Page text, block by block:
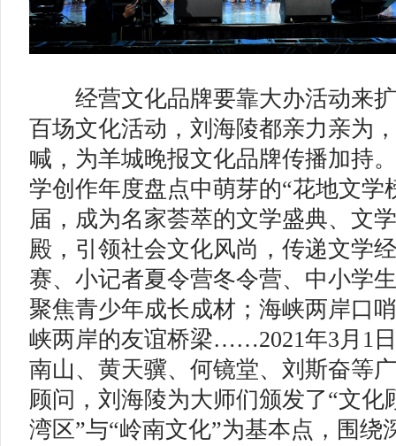
经营文化品牌要靠大办活动来扩
百场文化活动，刘海陵都亲力亲为
喊，为羊城晚报文化品牌传播加持
学创作年度盘点中萌芽的“花地文学
届，成为名家荟萃的文学盛典、文
殿，引领社会文化风尚，传递文学
赛、小记者夏令营冬令营、中小学
聚焦青少年成长成材；海峡两岸口
峡两岸的友谊桥梁……2021年3月1
南山、黄天骥、何镜堂、刘斯奋等
顾问，刘海陵为大师们颁发了“文化
湾区”与“岭南文化”为基本点，围绕